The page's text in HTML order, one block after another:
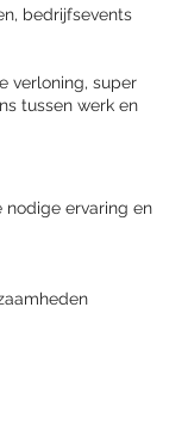
bedrijfsevents
verloning, super
tussen werk en
ervaring en